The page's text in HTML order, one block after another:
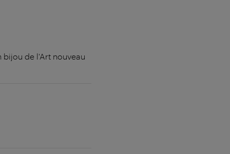
de l'Art nouveau